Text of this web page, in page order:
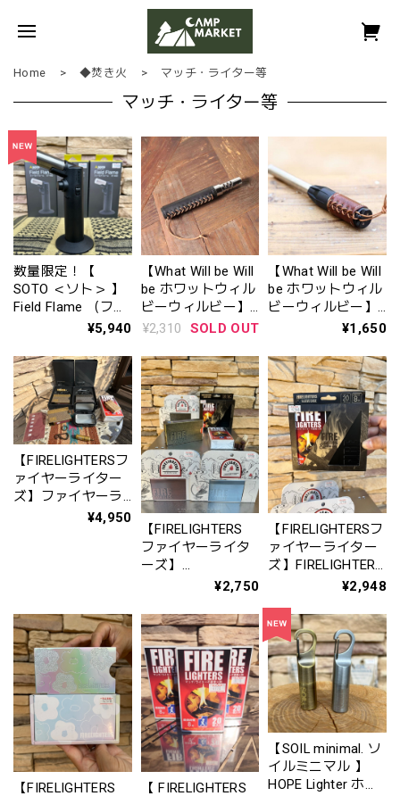
Home ◆焚き火 マッチ・ライター等
マッチ・ライター等
数量限定！【
SOTO ＜ソト＞ 】
Field Flame （フィ
ールドフレーム）
¥5,940
【What Will be Will
be ホワットウィル
ビーウィルビー】
AS2OV アッソブ
ックバーナー用オ
イルレザージャケ
ット
¥2,310 SOLD OUT
【What Will be Will
be ホワットウィル
ビーウィルビー】
スティックターボ
ト
¥1,650
【FIRELIGHTERSフ
ァイヤーライター
ズ】ファイヤーラ
イターズ ニッチ ボ
¥4,950
【FIRELIGHTERS
ファイヤーライタ
ーズ】
FIRELIGHTERS
ァイヤーライター
ズ スリーブ ケース
（※ファイヤーラ
イターズは別売で
す）
¥2,750
【FIRELIGHTERSフ
ァイヤーライター
ズ】FIRELIGHTERS
SLEEVE CASE / フ
ズ スリーブ ケース
(マットブラック)
¥2,948
【FIRELIGHTERS
【 FIRELIGHTERS
【SOIL minimal. ソ
イルミニマル 】
HOPE Lighter ホー